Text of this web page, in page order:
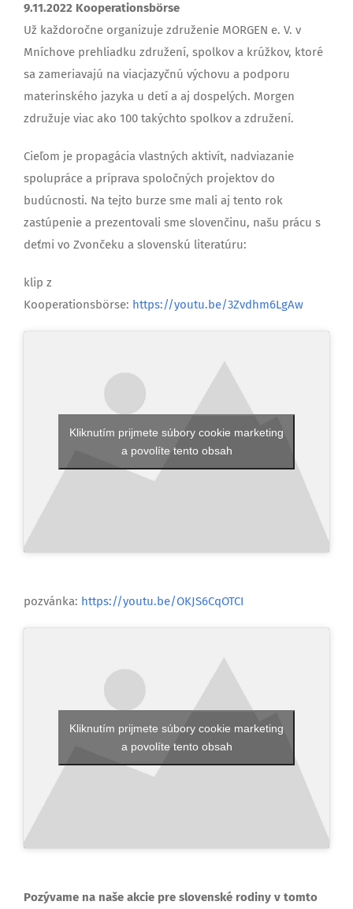
9.11.2022 Kooperationsbörse
Už každoročne organizuje združenie MORGEN e. V. v
Mníchove prehliadku združení, spolkov a krúžkov, ktoré
sa zameriavajú na viacjazyčnú výchovu a podporu
materinského jazyka u detí a aj dospelých. Morgen
združuje viac ako 100 takýchto spolkov a združení.
Cieľom je propagácia vlastných aktivít, nadviazanie
spolupráce a príprava spoločných projektov do
budúcnosti. Na tejto burze sme mali aj tento rok
zastúpenie a prezentovali sme slovenčinu, našu prácu s
deťmi vo Zvončeku a slovenskú literatúru:
klip z
Kooperationsbörse: https://youtu.be/3Zvdhm6LgAw
Kliknutím prijmete súbory cookie marketing
a povolíte tento obsah
pozvánka: https://youtu.be/OKJS6CqOTCI
Kliknutím prijmete súbory cookie marketing
a povolíte tento obsah
Pozývame na naše akcie pre slovenské rodiny v tomto